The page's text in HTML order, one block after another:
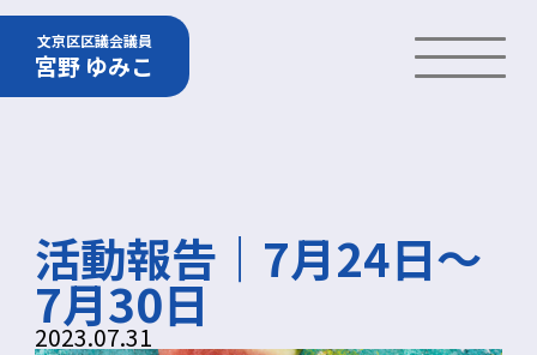
文京区区議会議員
宮野 ゆみこ
活動報告｜7月24日～
7月30日
2023.07.31